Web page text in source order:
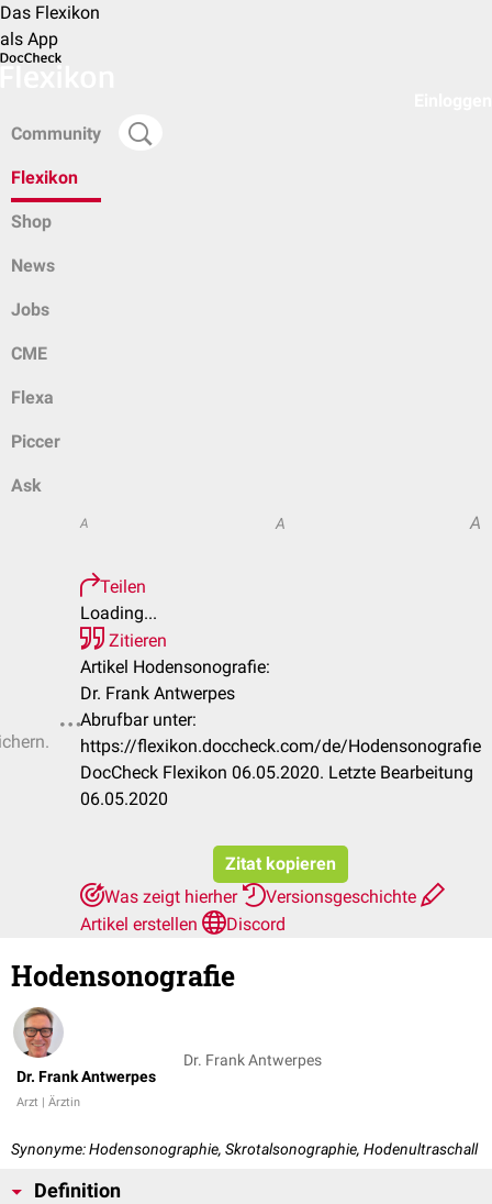
Das Flexikon
als App
Community
Flexikon
Shop
News
Jobs
CME
Flexa
Piccer
Ask
A A A
Teilen
Loading...
Zitieren
Artikel Hodensonografie:
Dr. Frank Antwerpes
Abrufbar unter:
https://flexikon.doccheck.com/de/Hodensonografie
DocCheck Flexikon 06.05.2020. Letzte Bearbeitung
06.05.2020
Zitat kopieren
Was zeigt hierher
Versionsgeschichte
Artikel erstellen
Discord
Hodensonografie
Dr. Frank Antwerpes
Arzt | Ärztin
Dr. Frank Antwerpes
Synonyme: Hodensonographie, Skrotalsonographie, Hodenultraschall
Definition